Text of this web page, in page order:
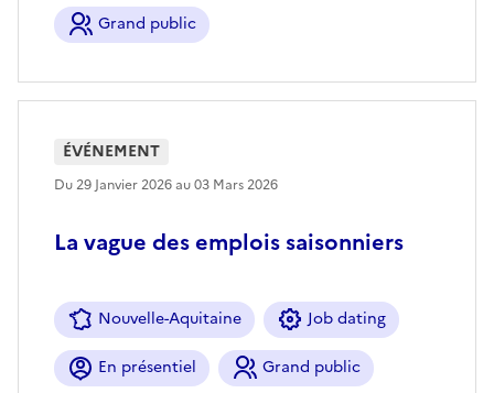
Grand public
La vague des emplois saisonniers
ÉVÉNEMENT
Du 29 Janvier 2026 au 03 Mars 2026
Nouvelle-Aquitaine Job dating
En présentiel Grand public